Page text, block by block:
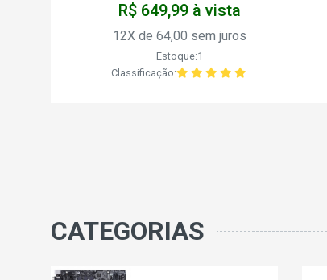
R$ 649,99 à vista
12X de 64,00 sem juros
Estoque:1
Classificação:
CATEGORIAS